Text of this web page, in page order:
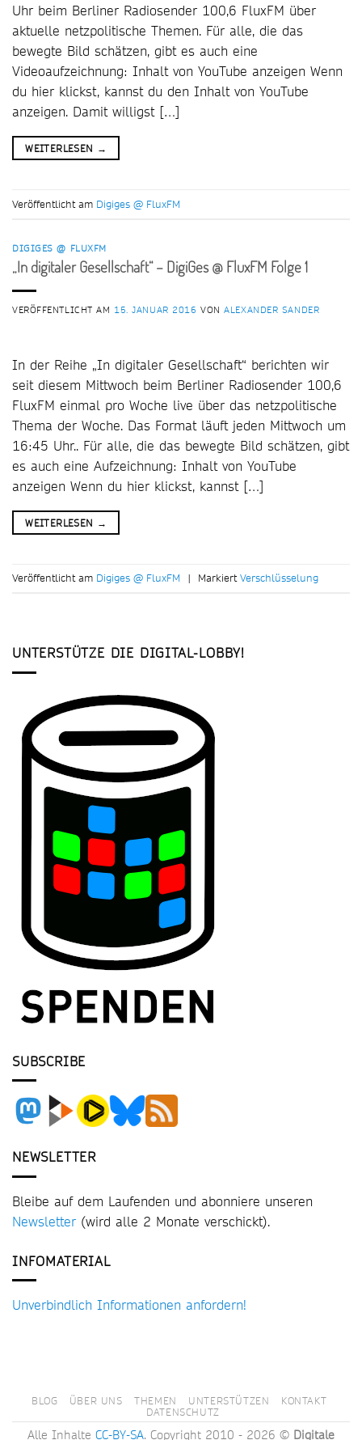
Uhr beim Berliner Radiosender 100,6 FluxFM über
aktuelle netzpolitische Themen. Für alle, die das
bewegte Bild schätzen, gibt es auch eine
Videoaufzeichnung: Inhalt von YouTube anzeigen Wenn
du hier klickst, kannst du den Inhalt von YouTube
anzeigen. Damit willigst […]
WEITERLESEN →
Veröffentlicht am Digiges @ FluxFM
DIGIGES @ FLUXFM
„In digitaler Gesellschaft“ – DigiGes @ FluxFM Folge 1
VERÖFFENTLICHT AM 15. JANUAR 2016 VONALEXANDER SANDER
In der Reihe „In digitaler Gesellschaft“ berichten wir
seit diesem Mittwoch beim Berliner Radiosender 100,6
FluxFM einmal pro Woche live über das netzpolitische
Thema der Woche. Das Format läuft jeden Mittwoch um
16:45 Uhr.. Für alle, die das bewegte Bild schätzen, gibt
es auch eine Aufzeichnung: Inhalt von YouTube
anzeigen Wenn du hier klickst, kannst […]
WEITERLESEN →
Veröffentlicht am Digiges @ FluxFM | MarkiertVerschlüsselung
UNTERSTÜTZE DIE DIGITAL-LOBBY!
SUBSCRIBE
NEWSLETTER
Bleibe auf dem Laufenden und abonniere unseren
Newsletter (wird alle 2 Monate verschickt).
INFOMATERIAL
Unverbindlich Informationen anfordern!
BLOG ÜBER UNS THEMEN UNTERSTÜTZEN
KONTAKT
DATENSCHUTZ
Alle Inhalte CC-BY-SA. Copyright 2010 - 2026 © Digitale